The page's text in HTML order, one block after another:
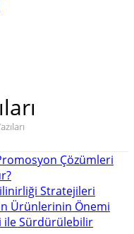
Çözümleri
Stratejileri
Ürünlerinin Önemi
ile Sürdürülebilir